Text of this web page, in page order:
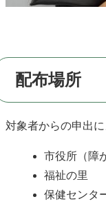
配布場所
対象者からの申出
市役所（障
福祉の里
保健センタ